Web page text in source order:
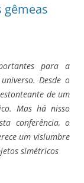
gêmeas
para a
Desde o
de um
Mas há nisso
conferência, o
um vislumbre
simétricos